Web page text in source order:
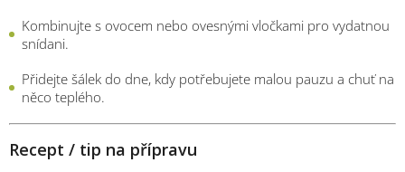
Kombinujte s ovocem nebo ovesnými vločkami pro vydatnou
snídani.
Přidejte šálek do dne, kdy potřebujete malou pauzu a chuť na
něco teplého.
Recept / tip na přípravu